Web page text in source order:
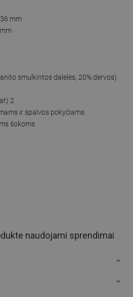
mm
smulkintos dalelės, 20% dervos)
2
ir spalvos pokyčiams
šokoms
naudojami sprendimai